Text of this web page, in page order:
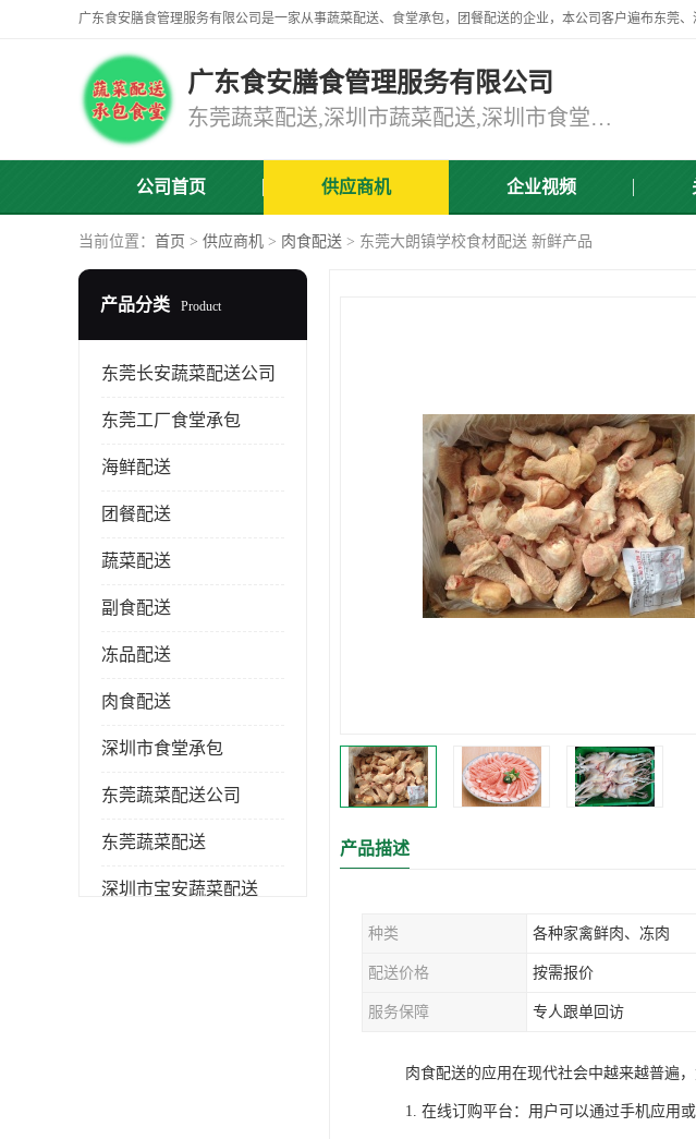
广东食安膳食管理服务有限公司
东莞蔬菜配送,深圳市蔬菜配送,深圳市食堂承包,深圳市宝安蔬菜配送,东莞工厂食堂承包,东莞蔬菜配送公司,东莞长安蔬菜配送公司
公司首页 供应商机 企业视频
当前位置： 首页 > 供应商机 > 肉食配送 > 东莞大朗镇学校食材配送 新鲜产品
产品分类 Product
东莞长安蔬菜配送公司
东莞工厂食堂承包
海鲜配送
团餐配送
蔬菜配送
副食配送
冻品配送
肉食配送
深圳市食堂承包
东莞蔬菜配送公司
东莞蔬菜配送
深圳市宝安蔬菜配送
产品描述
种类 各种家禽鲜肉、冻肉
配送价格 按需报价
服务保障 专人跟单回访
肉食配送的应用在现代社会中越来越普遍
1. 在线订购平台：用户可以通过手机应用